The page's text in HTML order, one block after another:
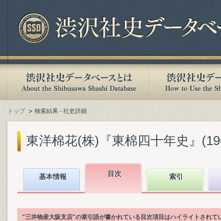
トップ 検索結果 - 社史詳細
東洋棉花(株)『東棉四十年史』
基本情報 目次 索引
"三井物産大阪支店"の索引語が書かれている目次項目はハイライトされて